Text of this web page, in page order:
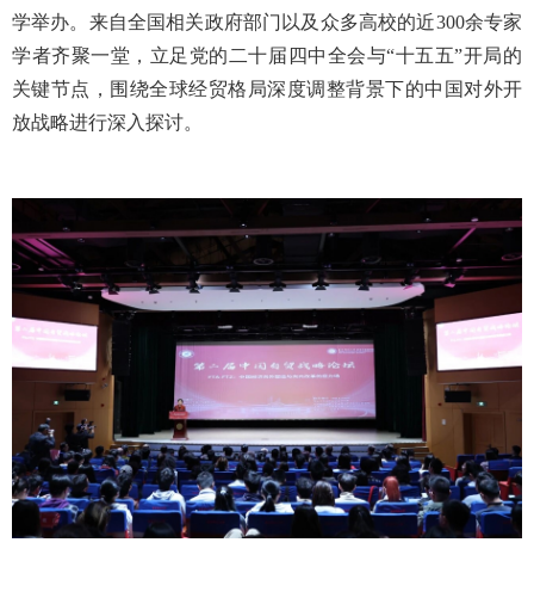
学举办。来自全国相关政府部门以及众多高校的近300余专家
学者齐聚一堂，立足党的二十届四中全会与“十五五”开局的
关键节点，围绕全球经贸格局深度调整背景下的中国对外开
放战略进行深入探讨。